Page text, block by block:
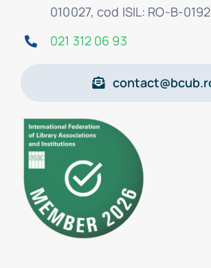
010027, cod ISIL: RO-B-
021 312 06 93